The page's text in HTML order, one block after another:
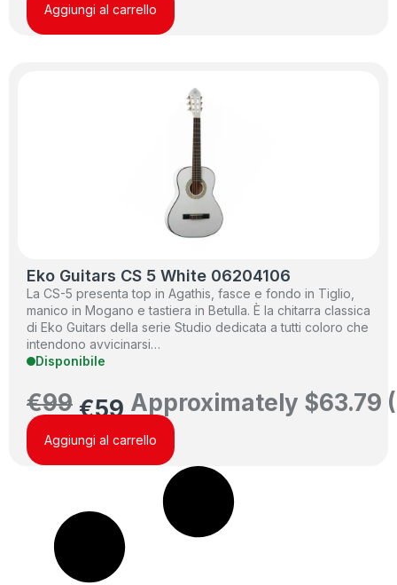
Aggiungi al carrello
Eko Guitars CS 5 White 06204106
La CS-5 presenta top in Agathis, fasce e fondo in Tiglio,
manico in Mogano e tastiera in Betulla. È la chitarra classica
di Eko Guitars della serie Studio dedicata a tutti coloro che
intendono avvicinarsi…
Disponibile
€99 €59 Approximately $63.79
Aggiungi al carrello